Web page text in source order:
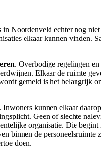
Noordenveld echter nog
elkaar kunnen vinden.
. Overbodige regelingen
Elkaar de ruimte
gemeld is het belangrijk
kunnen elkaar
Geen of slechte
organisatie. Die
binnen de
doen.